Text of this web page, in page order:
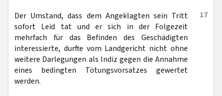
17
Der Umstand, dass dem Angeklagten sein Tritt
sofort Leid tat und er sich in der Folgezeit
mehrfach für das Befinden des Geschädigten
interessierte, durfte vom Landgericht nicht ohne
weitere Darlegungen als Indiz gegen die Annahme
eines bedingten Tötungsvorsatzes gewertet
werden.